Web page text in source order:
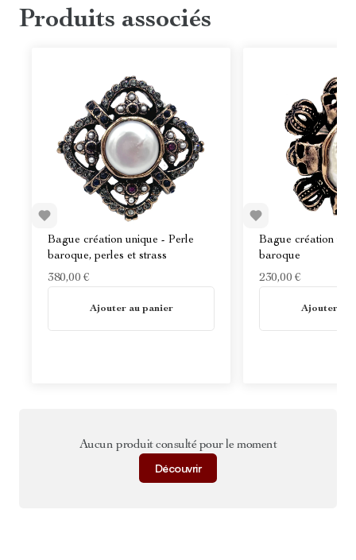
Produits associés
Bague création unique - Perle
baroque, perles et strass
380,00 €
Ajouter au panier
Bague création
baroque
230,00 €
Ajouter au
Aucun produit consulté pour le moment
Découvrir